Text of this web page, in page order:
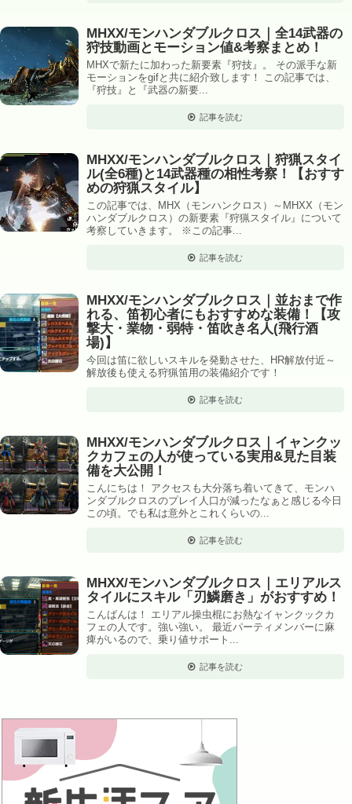
MHXX/モンハンダブルクロス｜全14武器の
狩技動画とモーション値&考察まとめ！
MHXで新たに加わった新要素『狩技』。 その派手な新
モーションをgifと共に紹介致します！ この記事では、
『狩技』と『武器の新要...
記事を読む
MHXX/モンハンダブルクロス｜狩猟スタイ
ル(全6種)と14武器種の相性考察！【おすす
めの狩猟スタイル】
この記事では、MHX（モンハンクロス）～MHXX（モン
ハンダブルクロス）の新要素『狩猟スタイル』について
考察していきます。 ※この記事...
記事を読む
MHXX/モンハンダブルクロス｜並おまで作
れる、笛初心者にもおすすめな装備！【攻
撃大・業物・弱特・笛吹き名人(飛行酒
場)】
今回は笛に欲しいスキルを発動させた、HR解放付近～
解放後も使える狩猟笛用の装備紹介です！
記事を読む
MHXX/モンハンダブルクロス｜イャンクッ
クカフェの人が使っている実用&見た目装
備を大公開！
こんにちは！ アクセスも大分落ち着いてきて、モンハ
ンダブルクロスのプレイ人口が減ったなぁと感じる今日
この頃。でも私は意外とこれくらいの...
記事を読む
MHXX/モンハンダブルクロス｜エリアルス
タイルにスキル「刃鱗磨き」がおすすめ！
こんばんは！ エリアル操虫棍にお熱なイャンクックカ
フェの人です。強い強い。 最近パーティメンバーに麻
痺がいるので、乗り値サポート...
記事を読む